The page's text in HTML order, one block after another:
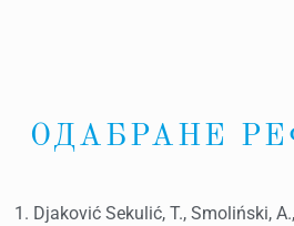
ОДАБРАНЕ
Djaković Sekulić, T., Smoliński,